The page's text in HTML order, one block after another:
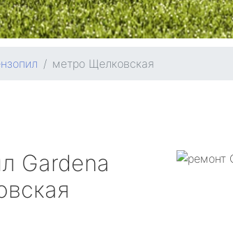
метро Щелковская
Gardena